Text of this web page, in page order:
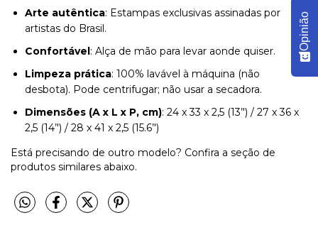
Arte autêntica: Estampas exclusivas assinadas por
artistas do Brasil.
Confortável : Alça de mão para levar aonde quiser.
Limpeza prática: 100% lavável à máquina (não
desbota). Pode centrifugar; não usar a secadora.
Dimensões (A x L x P, cm): 24 x 33 x 2,5 (13’') / 27 x 36 x
2,5 (14’') / 28 x 41 x 2,5 (15.6’')
Está precisando de outro modelo? Confira a seção de
produtos similares abaixo.
Opinião